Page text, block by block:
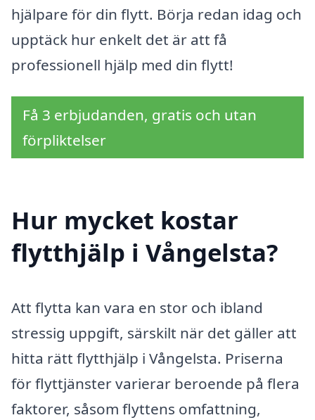
hjälpare för din flytt. Börja redan idag och
upptäck hur enkelt det är att få
professionell hjälp med din flytt!
Få 3 erbjudanden, gratis och utan
förpliktelser
Hur mycket kostar
flytthjälp i Vångelsta?
Att flytta kan vara en stor och ibland
stressig uppgift, särskilt när det gäller att
hitta rätt flytthjälp i Vångelsta. Priserna
för flyttjänster varierar beroende på flera
faktorer, såsom flyttens omfattning,